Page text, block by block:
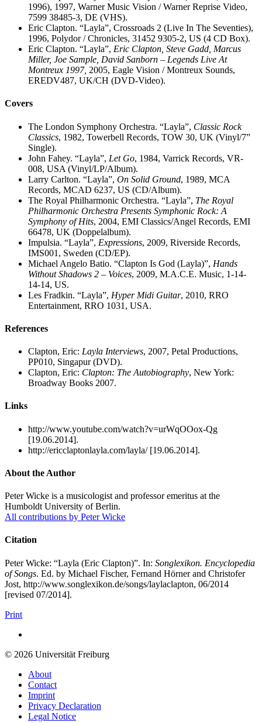
1996), 1997, Warner Music Vision / Warner Reprise Video,
7599 38485-3, DE (VHS).
Eric Clapton. “Layla”, Crossroads 2 (Live In The Seventies),
1996, Polydor / Chronicles, 31452 9305-2, US ‎(4 CD Box).
Eric Clapton. “Layla”, Eric Clapton, Steve Gadd, Marcus
Miller, Joe Sample, David Sanborn – Legends Live At
Montreux 1997, 2005, ‎Eagle Vision / Montreux Sounds,
EREDV487, UK/CH (DVD-Video).
Covers
The London Symphony Orchestra. “Layla”, Classic Rock
Classics, 1982, Towerbell Records, TOW 30, UK (Vinyl/7”
Single).
John Fahey. “Layla”, Let Go, 1984, Varrick Records, VR-
008, USA (Vinyl/LP/Album).
Larry Carlton. “Layla”, On Solid Ground, 1989, MCA
Records, MCAD 6237, US (CD/Album).
The Royal Philharmonic Orchestra. “Layla”, The Royal
Philharmonic Orchestra Presents Symphonic Rock: A
Symphony of Hits, 2004, EMI Classics/Angel Records, EMI
66478, UK (Doppelalbum).
Impulsia. “Layla”, Expressions, 2009, Riverside Records,
IMS001, Sweden (CD/EP).
Michael Angelo Batio. “Clapton Is God (Layla)”, Hands
Without Shadows 2 – Voices, 2009, M.A.C.E. Music, 1-14-
14-14, US.
Les Fradkin. “Layla”, Hyper Midi Guitar, 2010, RRO
Entertainment, RRO 1031, USA.
References
Clapton, Eric: Layla Interviews, 2007, Petal Productions,
PP010, Singapur (DVD).
Clapton, Eric: Clapton: The Autobiography, New York:
Broadway Books 2007.
Links
http://www.youtube.com/watch?v=urWqOOox-Qg
[19.06.2014].
http://ericclaptonlayla.com/layla/ [19.06.2014].
About the Author
Peter Wicke is a musicologist and professor emeritus at the
Humboldt University of Berlin.
All contributions by Peter Wicke
Citation
Peter Wicke: “Layla (Eric Clapton)”. In: Songlexikon. Encyclopedia
of Songs. Ed. by Michael Fischer, Fernand Hörner and Christofer
Jost, http://www.songlexikon.de/songs/laylaclapton, 06/2014
[revised 07/2014].
Print
© 2026 Universität Freiburg
About
Contact
Imprint
Privacy Declaration
Legal Notice